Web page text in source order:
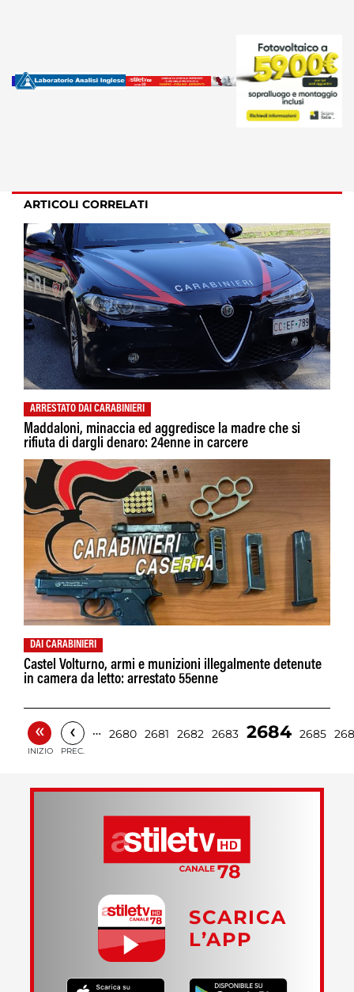
ARTICOLI CORRELATI
ARRESTATO DAI CARABINIERI
Maddaloni, minaccia ed aggredisce la madre che si
rifiuta di dargli denaro: 24enne in carcere
DAI CARABINIERI
Castel Volturno, armi e munizioni illegalmente detenute
in camera da letto: arrestato 55enne
«
INIZIO
‹
PREC.
… 2680 2681 2682 2683 2684 2685
SCARICA
L’APP